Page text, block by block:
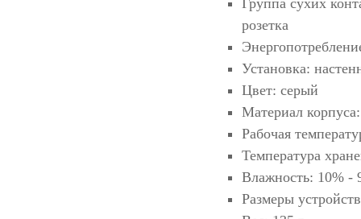
Группа сухих
розетка
Установка:
Цвет: серый
Материал
Рабочая
Температура
Влажность: 10% -
Размеры